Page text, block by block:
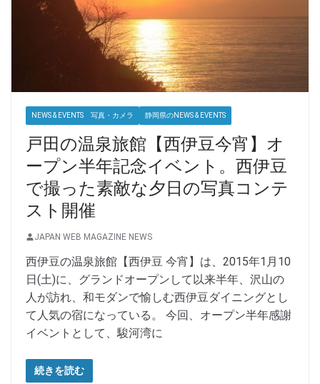
NEWS & EVENTS 写真・カメラ 静岡県のNEWS & EVENTS
戸田の温泉旅館【西伊豆今宵】オ
ープン半年記念イベント。西伊豆
で撮った素敵な夕日の写真コンテ
スト開催
JAPAN WEB MAGAZINE NEWS
西伊豆の温泉旅館【西伊豆 今宵】は、2015年1月10
日(土)に、グランドオープンして以来半年、沢山の
人が訪れ、和モダンで愉しむ西伊豆ダイニングとし
て人気の宿になっている。 今回、オープン半年感謝
イベントとして、駿河湾に
続きを読む